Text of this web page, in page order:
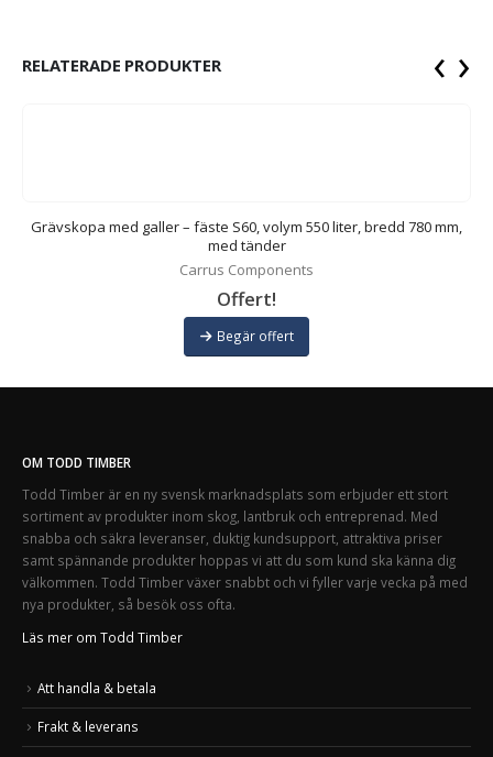
RELATERADE PRODUKTER
Grävskopa med galler – fäste S60, volym 550 liter, bredd 780 mm,
med tänder
Carrus Components
Offert!
Begär offert
‹ ›
OM TODD TIMBER
Todd Timber är en ny svensk marknadsplats som erbjuder ett stort
sortiment av produkter inom skog, lantbruk och entreprenad. Med
snabba och säkra leveranser, duktig kundsupport, attraktiva priser
samt spännande produkter hoppas vi att du som kund ska känna dig
välkommen. Todd Timber växer snabbt och vi fyller varje vecka på med
nya produkter, så besök oss ofta.
Läs mer om Todd Timber
Att handla & betala
Frakt & leverans